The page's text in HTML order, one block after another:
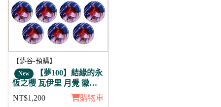
【夢谷-預購】
New 【夢100】結緣的永
恆之櫻 瓦伊里 月覺 徽章
11入組
NT$1,200 購物車